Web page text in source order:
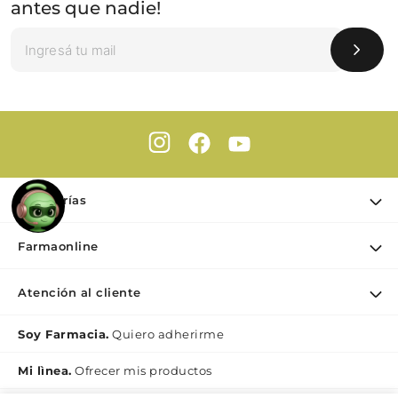
antes que nadie!
Categorías
Ofertas
Dermocosmética
Nutrición & Deporte
Bebé y maternidad
Farmaonline
Atención al cliente
Contacto
Soy Farmacia. Quiero adherirme
Mi lìnea. Ofrecer mis productos